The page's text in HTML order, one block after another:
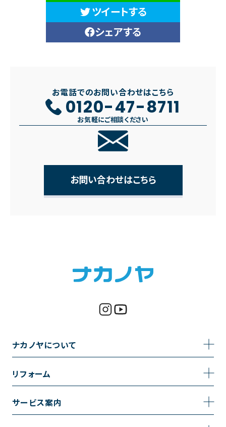
ツイートする
シェアする
お電話でのお問い合わせはこちら
0120-47-8711
お気軽にご相談ください
お問い合わせはこちら
ナカノヤについて
事業内容
採用情報
リフォーム
トイレのリフォーム
サービス案内